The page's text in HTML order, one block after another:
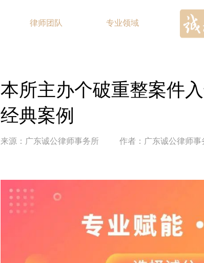
律师团队 专业领域
本所主办个破重整案件
经典案例
来源：广东诚公律师事务所 作者：广东诚公律师事